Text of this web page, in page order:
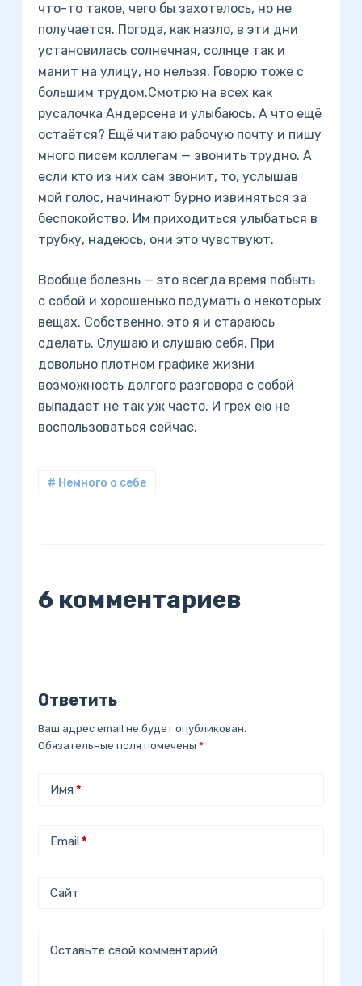
что-то такое, чего бы захотелось, но не
получается. Погода, как назло, в эти дни
установилась солнечная, солнце так и
манит на улицу, но нельзя. Говорю тоже с
большим трудом.Смотрю на всех как
русалочка Андерсена и улыбаюсь. А что ещё
остаётся? Ещё читаю рабочую почту и пишу
много писем коллегам — звонить трудно. А
если кто из них сам звонит, то, услышав
мой голос, начинают бурно извиняться за
беспокойство. Им приходиться улыбаться в
трубку, надеюсь, они это чувствуют.
Вообще болезнь — это всегда время побыть
с собой и хорошенько подумать о некоторых
вещах. Собственно, это я и стараюсь
сделать. Слушаю и слушаю себя. При
довольно плотном графике жизни
возможность долгого разговора с собой
выпадает не так уж часто. И грех ею не
воспользоваться сейчас.
# Немного о себе
6 комментариев
Ответить
Ваш адрес email не будет опубликован.
Обязательные поля помечены *
Имя *
Email *
Сайт
Оставьте свой комментарий